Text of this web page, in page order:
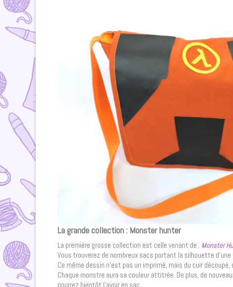
La grande collection : Monster hunter
La première grosse collection est celle venant de : Monster
Vous trouverez de nombreux sacs portant la silhouette
Ce même dessin n’est pas un imprimé, mais du cuir
Chaque monstre aura sa couleur attitrée. De plus, de
pourrez bientôt l’avoir en sac.